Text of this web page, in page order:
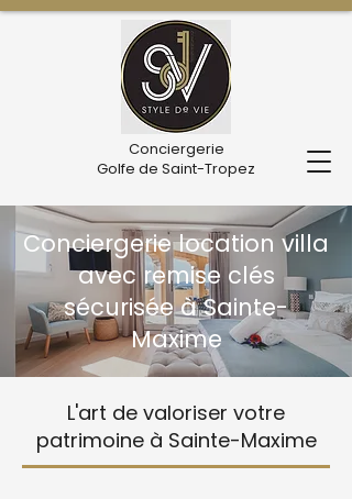
Conciergerie
Golfe de Saint-Tropez
Conciergerie location villa
avec remise clés
sécurisée à Sainte-
Maxime
L'art de valoriser votre
patrimoine à Sainte-Maxime